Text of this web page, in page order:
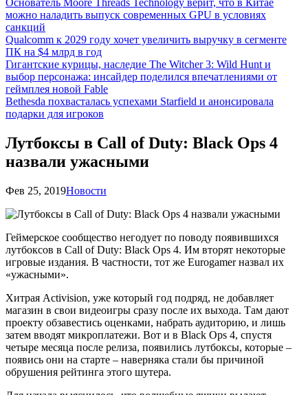
Основатель Moore Threads Technology верит, что в Китае
можно наладить выпуск современных GPU в условиях
санкций
Qualcomm к 2029 году хочет увеличить выручку в сегменте
ПК на $4 млрд в год
Гигантские курицы, наследие The Witcher 3: Wild Hunt и
выбор персонажа: инсайдер поделился впечатлениями от
геймплея новой Fable
Bethesda похвасталась успехами Starfield и анонсировала
подарки для игроков
Лутбоксы в Call of Duty: Black Ops 4
назвали ужасными
Фев 25, 2019Новости
Геймерское сообщество негодует по поводу появившихся
лутбоксов в Call of Duty: Black Ops 4. Им вторят некоторые
игровые издания. В частности, тот же Eurogamer назвал их
«ужасными».
Хитрая Activision, уже который год подряд, не добавляет
магазин в свои видеоигры сразу после их выхода. Там дают
проекту обзавестись оценками, набрать аудиторию, и лишь
затем вводят микроплатежи. Вот и в Black Ops 4, спустя
четыре месяца после релиза, появились лутбоксы, которые –
появись они на старте – наверняка стали бы причиной
обрушения рейтинга этого шутера.